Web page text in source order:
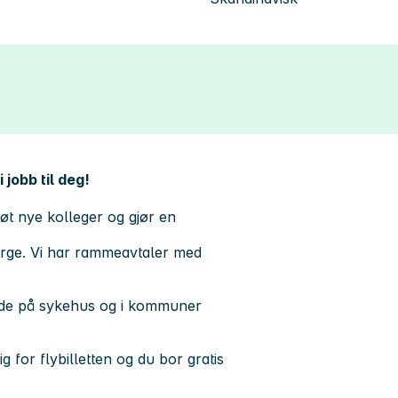
jobb til deg!
nye kolleger og gjør en
Vi har rammeavtaler med
på sykehus og i kommuner
for flybilletten og du bor gratis